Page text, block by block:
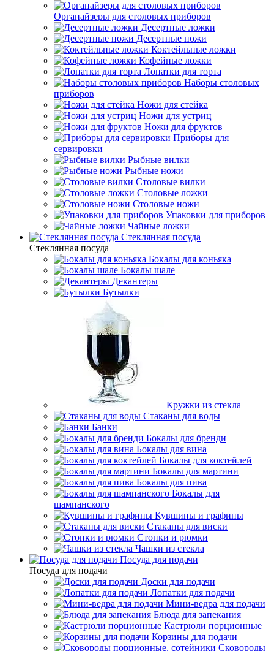
Органайзеры для столовых приборов
Десертные ложки
Десертные ножи
Коктейльные ложки
Кофейные ложки
Лопатки для торта
Наборы столовых
приборов
Ножи для стейка
Ножи для устриц
Ножи для фруктов
Приборы для
сервировки
Рыбные вилки
Рыбные ножи
Столовые вилки
Столовые ложки
Столовые ножи
Упаковки для приборов
Чайные ложки
Стеклянная посуда
Стеклянная посуда
Бокалы для коньяка
Бокалы шале
Декантеры
Бутылки
Кружки из стекла
Стаканы для воды
Банки
Бокалы для бренди
Бокалы для вина
Бокалы для коктейлей
Бокалы для мартини
Бокалы для пива
Бокалы для
шампанского
Кувшины и графины
Стаканы для виски
Стопки и рюмки
Чашки из стекла
Посуда для подачи
Посуда для подачи
Доски для подачи
Лопатки для подачи
Мини-ведра для подачи
Блюда для запекания
Кастрюли порционные
Корзины для подачи
Сковороды